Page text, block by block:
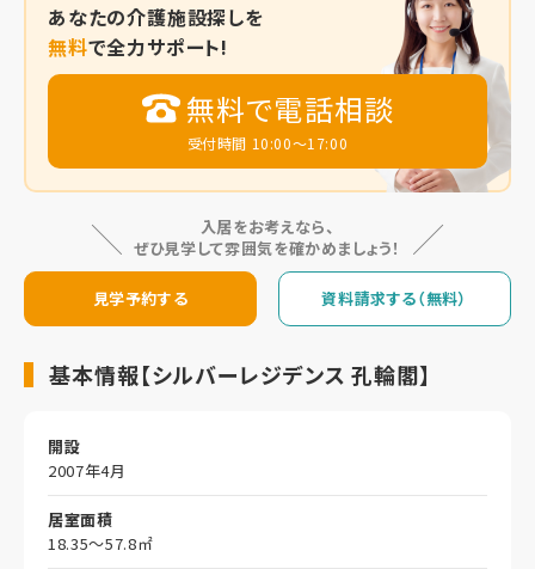
あなたの介護施設探しを
無料で全力サポート!
無料で電話相談
受付時間 10:00～17:00
入居をお考えなら、
ぜひ見学して雰囲気を確かめましょう！
見学予約する 資料請求する（無料）
基本情報【シルバーレジデンス 孔輪閣】
開設
2007年4月
居室面積
18.35～57.8㎡